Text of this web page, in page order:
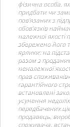
фізична особа,
придбати чи
пов’язаних з
обов’язків
належної
збережено його
ярлики; на
разом з
неналежної
прав
гарантійного
встановлені
усунення
передбачених
продавець,
споживача,